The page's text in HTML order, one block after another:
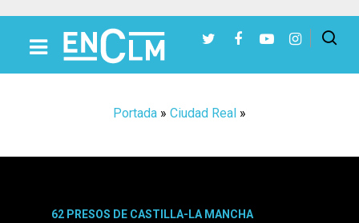
Portada » Ciudad Real »
62 PRESOS DE CASTILLA-LA MANCHA